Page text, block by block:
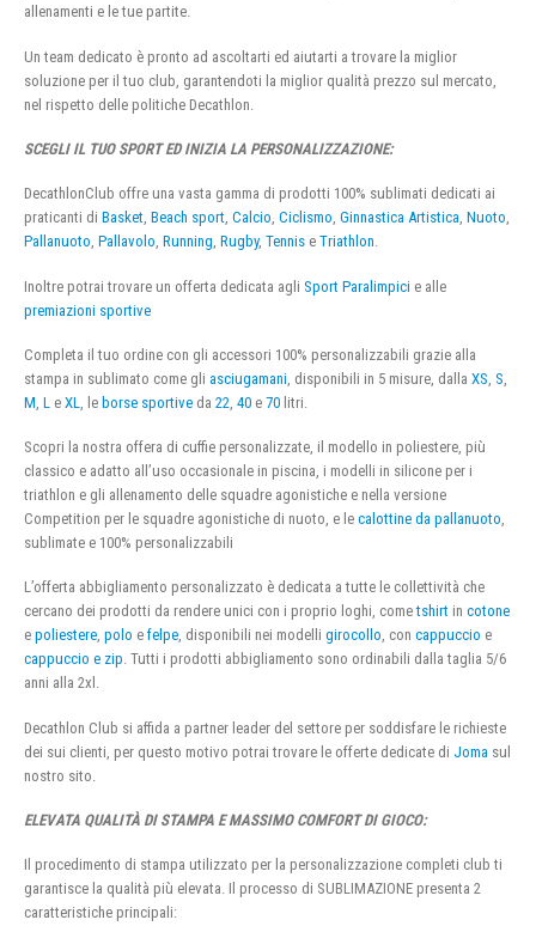
allenamenti e le tue partite.
Un team dedicato è pronto ad ascoltarti ed aiutarti a trovare la miglior
soluzione per il tuo club, garantendoti la miglior qualità prezzo sul mercato,
nel rispetto delle politiche Decathlon.
SCEGLI IL TUO SPORT ED INIZIA LA PERSONALIZZAZIONE:
DecathlonClub offre una vasta gamma di prodotti 100% sublimati dedicati ai
praticanti di Basket, Beach sport, Calcio, Ciclismo, Ginnastica Artistica, Nuoto,
Pallanuoto, Pallavolo, Running, Rugby, Tennis e Triathlon.
Inoltre potrai trovare un offerta dedicata agli Sport Paralimpici e alle
premiazioni sportive
Completa il tuo ordine con gli accessori 100% personalizzabili grazie alla
stampa in sublimato come gli asciugamani , disponibili in 5 misure, dalla XS S
M L e XL , le borse sportive da 22 40 e 70 litri.
Scopri la nostra offera di cuffie personalizzate, il modello in poliestere, più
classico e adatto all’uso occasionale in piscina, i modelli in silicone per i
triathlon e gli allenamento delle squadre agonistiche e nella versione
Competition per le squadre agonistiche di nuoto, e le calottine da pallanuoto,
sublimate e 100% personalizzabili
L’offerta abbigliamento personalizzato è dedicata a tutte le collettività che
cercano dei prodotti da rendere unici con i proprio loghi, cometshirt in cotone
e poliestere, polo e felpe, disponibili nei modelli girocollo, con cappuccio e
cappuccio e zip. Tutti i prodotti abbigliamento sono ordinabili dalla taglia 5/6
anni alla 2xl.
Decathlon Club si affida a partner leader del settore per soddisfare le richieste
dei sui clienti, per questo motivo potrai trovare le offerte dedicate di Joma sul
nostro sito.
ELEVATA QUALITÀ DI STAMPA E MASSIMO COMFORT DI GIOCO:
Il procedimento di stampa utilizzato per la personalizzazione completi club ti
garantisce la qualità più elevata. Il processo di SUBLIMAZIONE presenta 2
caratteristiche principali: